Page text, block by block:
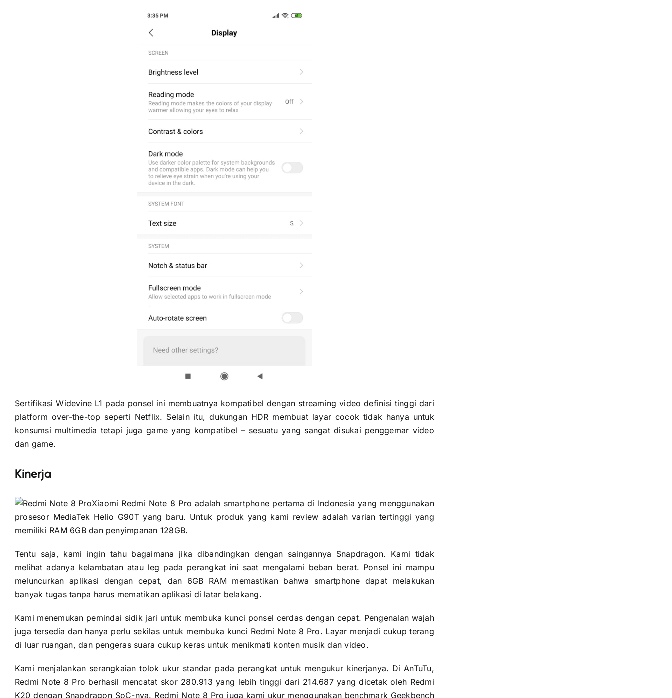
Sertifikasi Widevine L1 pada ponsel ini membuatnya kompatibel dengan streaming video definisi tinggi dari
platform over-the-top seperti Netflix. Selain itu, dukungan HDR membuat layar cocok tidak hanya untuk
konsumsi multimedia tetapi juga game yang kompatibel – sesuatu yang sangat disukai penggemar video
dan game.
Kinerja
Xiaomi Redmi Note 8 Pro adalah smartphone pertama di Indonesia yang menggunakan
prosesor MediaTek Helio G90T yang baru. Untuk produk yang kami review adalah varian tertinggi yang
memiliki RAM 6GB dan penyimpanan 128GB.
Tentu saja, kami ingin tahu bagaimana jika dibandingkan dengan saingannya Snapdragon. Kami tidak
melihat adanya kelambatan atau leg pada perangkat ini saat mengalami beban berat. Ponsel ini mampu
meluncurkan aplikasi dengan cepat, dan 6GB RAM memastikan bahwa smartphone dapat melakukan
banyak tugas tanpa harus mematikan aplikasi di latar belakang.
Kami menemukan pemindai sidik jari untuk membuka kunci ponsel cerdas dengan cepat. Pengenalan wajah
juga tersedia dan hanya perlu sekilas untuk membuka kunci Redmi Note 8 Pro. Layar menjadi cukup terang
di luar ruangan, dan pengeras suara cukup keras untuk menikmati konten musik dan video.
Kami menjalankan serangkaian tolok ukur standar pada perangkat untuk mengukur kinerjanya. Di AnTuTu,
Redmi Note 8 Pro berhasil mencatat skor 280.913 yang lebih tinggi dari 214.687 yang dicetak oleh Redmi
K20 dengan Snapdragon SoC-nya. Redmi Note 8 Pro juga kami ukur menggunakan benchmark Geekbench